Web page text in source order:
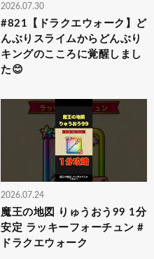
2026.07.30
#821【ドラクエウォーク】ど
んぶりスライムからどんぶり
キングのこころに覚醒しまし
た😊
2026.07.24
魔王の地図 りゅうおう99 1分
安定 ラッキーフォーチュン #
ドラクエウォーク